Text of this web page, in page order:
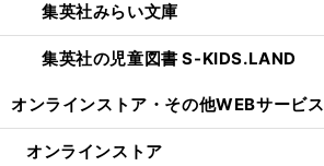
集英社みらい文庫
集英社の児童図書 S-KIDS.LAND
オンラインストア・ その他WEBサービス
オンラインストア